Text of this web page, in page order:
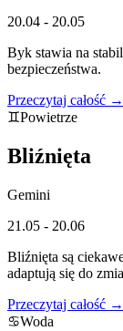
20.04 - 20.05
Byk stawia na
bezpieczeństwa.
Przeczytaj całość →
♊Powietrze
Bliźnięta
Gemini
21.05 - 20.06
Bliźnięta są
adaptują się do
Przeczytaj całość →
♋Woda